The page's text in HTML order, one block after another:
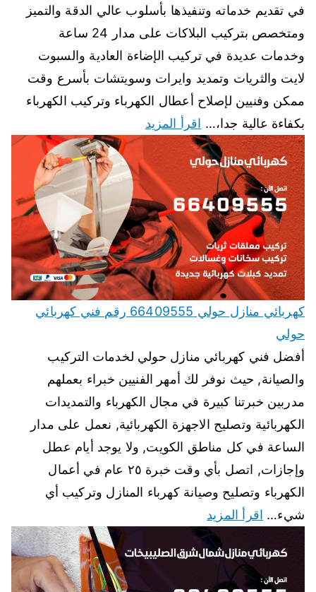
في تقديم خدماته وتنفيذها بأسلوب عالي الدقة والتميز
ومتخصص بتركيب البلاكات على مدار 24 ساعة
وخدمات عديدة في تركيب الإضاءة العادية والسبوت
لايت والثريات وتمديد وايرات وسويتشات بأسرع وقت
ممكن وفنيين لإصلاح أعطال الكهرباء وتركيب الكهرباء
بكفاءة عالية جدا،… اقرأ المزيد
كهربائي منازل حولي 66409555 رقم فني كهربائي
حولي
أفضل فني كهربائي منازل حولي لخدمات التركيب
والصيانة, حيث نوفر لك أمهر الفنيين خبراء بعملهم
مدربين خبرتنا كبيرة في مجال الكهرباء والتمديدات
الكهربائية وتصليح الاجهزة الكهربائية, نعمل على مدار
الساعة في كل مناطق الكويت, ولا يوجد أيام عطل
وإجازات, اتصل بأي وقت خبرة ٢٥ عام في أعمال
الكهرباء وتصليح وصيانة كهرباء المنازل وتركيب أي
شيء… اقرأ المزيد